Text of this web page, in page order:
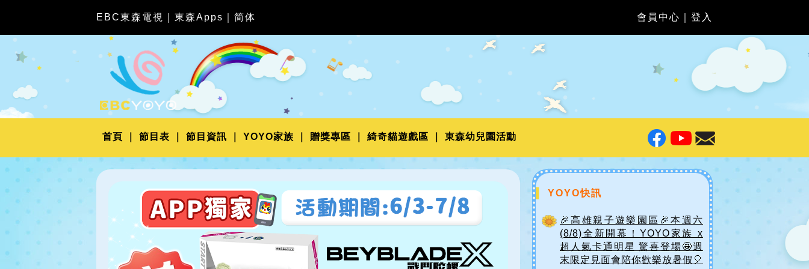
EBC東森電視 東森Apps 简体 會員中心 登入
首頁 節目表 節目資訊 YOYO家族 贈獎專區 綺奇貓遊戲區 東森幼兒園活動
YOYO快訊
🎉高雄親子遊樂園區🎉本週六
(8/8)全新開幕！YOYO家族 x
超人氣卡通明星 驚喜登場🤩週
末限定見面會陪你歡樂放暑假🎈